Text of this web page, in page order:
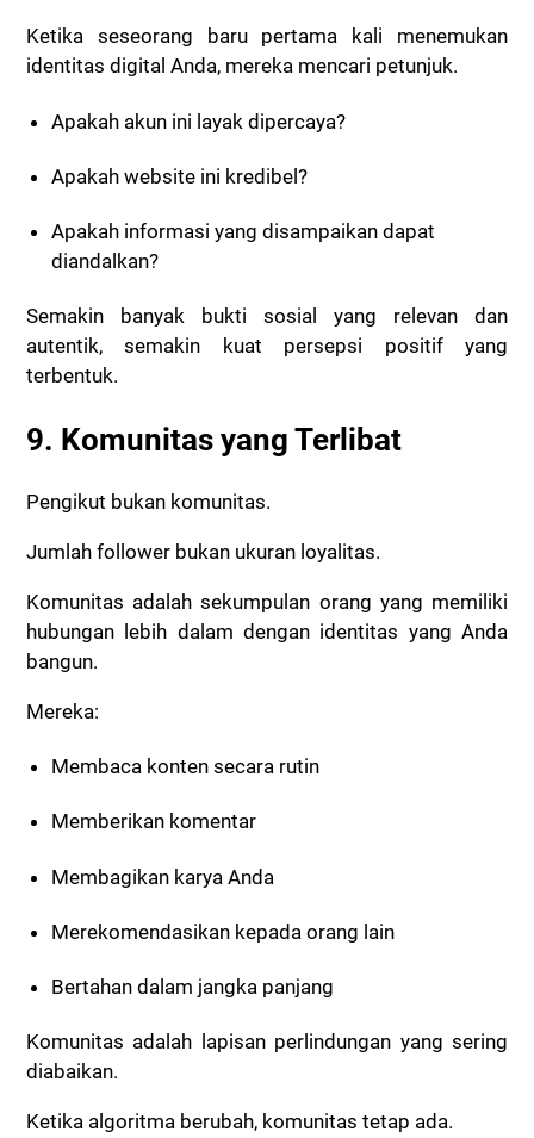
Ketika seseorang baru pertama kali menemukan
identitas digital Anda, mereka mencari petunjuk.
Apakah akun ini layak dipercaya?
Apakah website ini kredibel?
Apakah informasi yang disampaikan dapat
diandalkan?
Semakin banyak bukti sosial yang relevan dan
autentik, semakin kuat persepsi positif yang
terbentuk.
9. Komunitas yang Terlibat
Pengikut bukan komunitas.
Jumlah follower bukan ukuran loyalitas.
Komunitas adalah sekumpulan orang yang memiliki
hubungan lebih dalam dengan identitas yang Anda
bangun.
Mereka:
Membaca konten secara rutin
Memberikan komentar
Membagikan karya Anda
Merekomendasikan kepada orang lain
Bertahan dalam jangka panjang
Komunitas adalah lapisan perlindungan yang sering
diabaikan.
Ketika algoritma berubah, komunitas tetap ada.